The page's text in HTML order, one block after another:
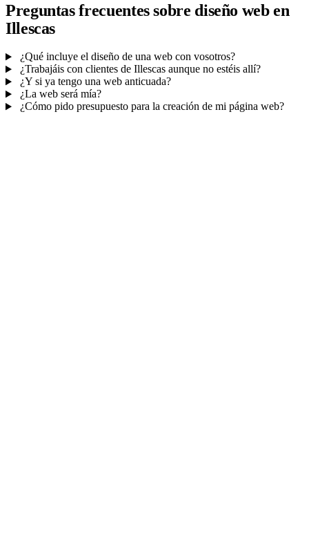
Preguntas frecuentes sobre diseño web en
Illescas
¿Qué incluye el diseño de una web con vosotros?
¿Trabajáis con clientes de Illescas aunque no estéis allí?
¿Y si ya tengo una web anticuada?
¿La web será mía?
¿Cómo pido presupuesto para la creación de mi página web?